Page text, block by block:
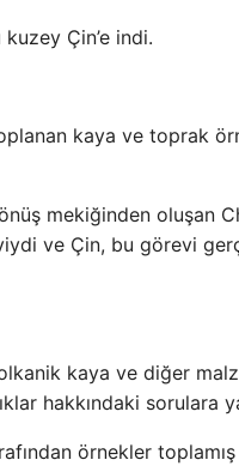
Çin’e indi.
kaya ve toprak
mekiğinden oluşan
ve Çin, bu görevi
kaya ve diğer
hakkındaki sorulara
örnekler